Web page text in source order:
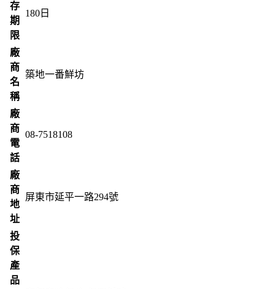
存
期
限
180 日
廠
商
名
稱
築地一番鮮坊
廠
商
電
話
08-7518108
廠
商
地
址
屏東市延平一路294號
投
保
產
品